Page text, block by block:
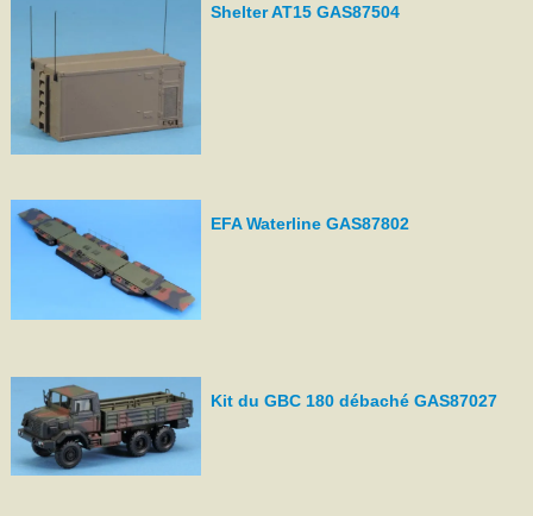
Shelter AT15 GAS87504
EFA Waterline GAS87802
Kit du GBC 180 débaché GAS87027